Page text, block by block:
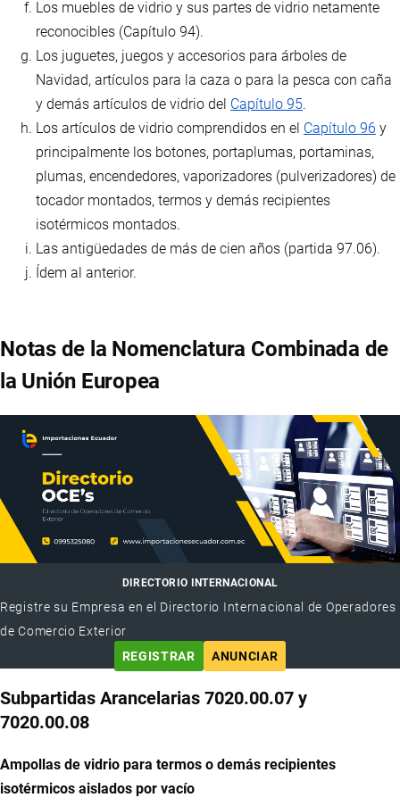
Los muebles de vidrio y sus partes de vidrio netamente
reconocibles (Capítulo 94).
Los juguetes, juegos y accesorios para árboles de
Navidad, artículos para la caza o para la pesca con caña
y demás artículos de vidrio del Capítulo 95.
Los artículos de vidrio comprendidos en el Capítulo 96 y
principalmente los botones, portaplumas, portaminas,
plumas, encendedores, vaporizadores (pulverizadores) de
tocador montados, termos y demás recipientes
isotérmicos montados.
Las antigüedades de más de cien años (partida 97.06).
Ídem al anterior.
Notas de la Nomenclatura Combinada de
la Unión Europea
DIRECTORIO INTERNACIONAL
Registre su Empresa en el Directorio Internacional de Operadores
de Comercio Exterior
REGISTRAR
ANUNCIAR
Subpartidas Arancelarias 7020.00.07 y
7020.00.08
Ampollas de vidrio para termos o demás recipientes
isotérmicos aislados por vacío